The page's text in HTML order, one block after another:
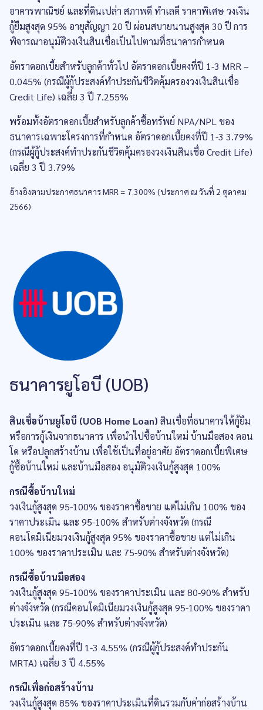
อาคารพาณิชย์ และที่ดินเปล่า สภาพดี ทำเลดี ราคาพิเศษ วงเงิน
กู้ยืมสูงสุด 95% อายุสัญญา 20 ปี ผ่อนสบายนานสูงสุด 30 ปี การ
พิจารณาอนุมัติวงเงินสินเชื่อเป็นไปตามที่ธนาคารกำหนด
อัตราดอกเบี้ยสำหรับลูกค้าทั่วไป อัตราดอกเบี้ยคงที่ปี 1-3 MRR –
0.045% (กรณีผู้กู้ประสงค์ทำประกันชีวิตคุ้มครองวงเงินสินเชื่อ
Credit Life) เฉลี่ย 3 ปี 7.255%
พร้อมทั้งอัตราดอกเบี้ยสําหรับลูกค้าซื้อทรัพย์ NPA/NPL ของ
ธนาคารเฉพาะโครงการที่กําหนด อัตราดอกเบี้ยคงที่ปี 1-3 3.79%
(กรณีผู้กู้ประสงค์ทำประกันชีวิตคุ้มครองวงเงินสินเชื่อ Credit Life)
เฉลี่ย 3 ปี 3.79%
อ้างอิงตามประกาศธนาคาร MRR = 7.300% (ประกาศ ณ วันที่ 2 ตุลาคม
2566​)
ธนาคารยูโอบี (UOB)
สินเชื่อบ้านยูโอบี (UOB Home Loan) สินเชื่อที่ธนาคารให้กู้ยืม
หรือการกู้เงินจากธนาคาร เพื่อนำไปซื้อบ้านใหม่ บ้านมือสอง คอน
โด หรือปลูกสร้างบ้าน เพื่อใช้เป็นที่อยู่อาศัย อัตราดอกเบี้ยพิเศษ
กู้ซื้อบ้านใหม่ และบ้านมือสอง อนุมัติวงเงินกู้สูงสุด 100%
กรณีซื้อบ้านใหม่
วงเงินกู้สูงสุด 95-100% ของราคาซื้อขาย แต่ไม่เกิน 100% ของ
ราคาประเมิน และ 95-100% สำหรับต่างจังหวัด (กรณี
คอนโดมิเนียมวงเงินกู้สูงสุด 95% ของราคาซื้อขาย แต่ไม่เกิน
100% ของราคาประเมิน และ 75-90% สำหรับต่างจังหวัด)
กรณีซื้อบ้านมือสอง
วงเงินกู้สูงสุด 95-100% ของราคาประเมิน และ 80-90% สำหรับ
ต่างจังหวัด (กรณีคอนโดมิเนียมวงเงินกู้สูงสุด 95-100% ของราคา
ประเมิน และ 75-90% สำหรับต่างจังหวัด)
อัตราดอกเบี้ยคงที่ปี 1-3 4.55% (กรณีผู้กู้ประสงค์ทำประกัน
MRTA) เฉลี่ย 3 ปี 4.55%
กรณีเพื่อก่อสร้างบ้าน
วงเงินกู้สูงสุด 85% ของราคาประเมินที่ดินรวมกับค่าก่อสร้างบ้าน